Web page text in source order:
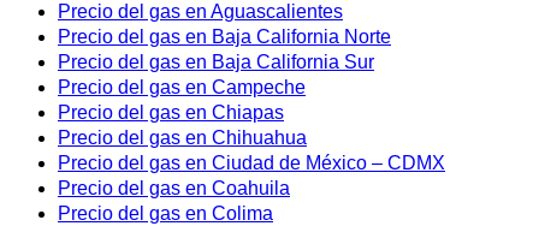
Precio del gas en Aguascalientes
Precio del gas en Baja California Norte
Precio del gas en Baja California Sur
Precio del gas en Campeche
Precio del gas en Chiapas
Precio del gas en Chihuahua
Precio del gas en Ciudad de México – CDMX
Precio del gas en Coahuila
Precio del gas en Colima